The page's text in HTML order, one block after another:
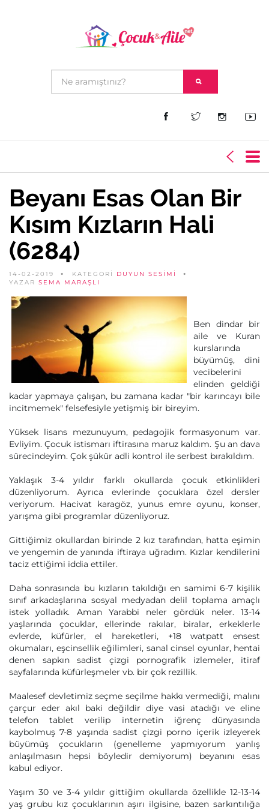
Beyanı Esas Olan Bir
Kısım Kızların Hali
(6284)
14-02-2019 KATEGORİ DUYUN SESIMI
YAZAR SEMA MARAŞLI
Ben dindar bir
aile ve Kuran
kurslarında
büyümüş, dini
vecibelerini
elinden geldiği
kadar yapmaya çalışan, bu zamana kadar "bir karıncayı bile
incitmemek" felsefesiyle yetişmiş bir bireyim.
Yüksek lisans mezunuyum, pedagojik formasyonum var.
Evliyim. Çocuk istismarı iftirasına maruz kaldım. Şu an dava
sürecindeyim. Çok şükür adli kontrol ile serbest bırakıldım.
Yaklaşık 3-4 yıldır farklı okullarda çocuk etkinlikleri
düzenliyorum. Ayrıca evlerinde çocuklara özel dersler
veriyorum. Hacivat karagöz, yunus emre oyunu, konser,
yarışma gibi programlar düzenliyoruz.
Gittiğimiz okullardan birinde 2 kız tarafından, hatta eşimin
ve yengemin de yanında iftiraya uğradım. Kızlar kendilerini
taciz ettiğimi iddia ettiler.
Daha sonrasında bu kızların takıldığı en samimi 6-7 kişilik
sınıf arkadaşlarına sosyal medyadan delil toplama amaçlı
istek yolladık. Aman Yarabbi neler gördük neler. 13-14
yaşlarında çocuklar, ellerinde rakılar, biralar, erkeklerle
evlerde, küfürler, el hareketleri, +18 watpatt ensest
okumaları, eşcinsellik eğilimleri, sanal cinsel oyunlar, hentai
denen sapkın sadist çizgi pornografik izlemeler, itiraf
sayfalarında küfürleşmeler vb. bir çok rezillik.
Maalesef devletimiz seçme seçilme hakkı vermediği, malını
çarçur eder akıl baki değildir diye vasi atadığı ve eline
telefon tablet verilip internetin iğrenç dünyasında
kaybolmuş 7-8 yaşında sadist çizgi porno içerik izleyerek
büyümüş çocukların (genelleme yapmıyorum yanlış
anlaşılmasın hepsi böyledir demiyorum) beyanını esas
kabul ediyor.
Yaşım 30 ve 3-4 yıldır gittiğim okullarda özellikle 12-13-14
yaş grubu kız çocuklarının aşırı ilgisine, bazen sarkıntılığa